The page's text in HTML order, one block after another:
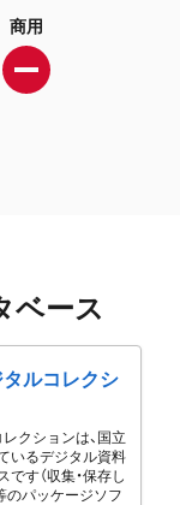
商用
ベース
ルコレクシ
クションは、国立
いるデジタル資料
す（収集・保存し
のパッケージソフ